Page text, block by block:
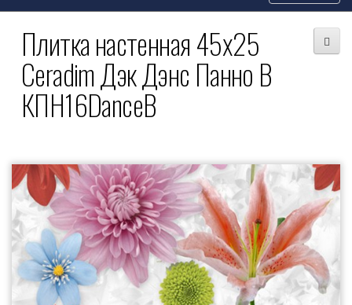
Плитка настенная 45x25
Ceradim Дэк Дэнс Панно B
КПН16DanceB